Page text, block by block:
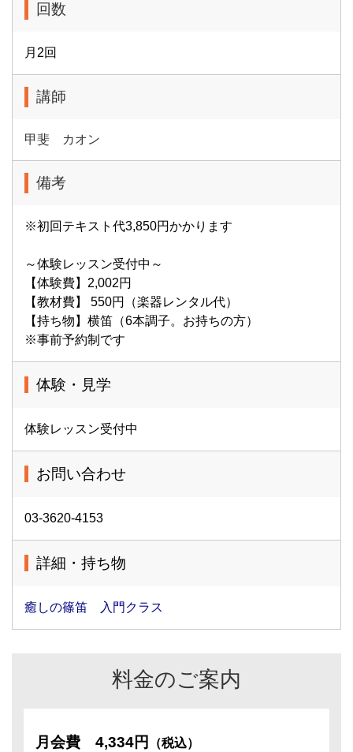
回数
月2回
講師
甲斐 カオン
備考
※初回テキスト代3,850円かかります
～体験レッスン受付中～
【体験費】2,002円
【教材費】 550円（楽器レンタル代）
【持ち物】横笛（6本調子。お持ちの方）
※事前予約制です
体験・見学
体験レッスン受付中
お問い合わせ
03-3620-4153
詳細・持ち物
癒しの篠笛 入門クラス
料金のご案内
月会費 4,334円 （税込）